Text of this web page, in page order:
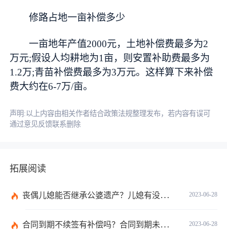
修路占地一亩补偿多少
一亩地年产值2000元，土地补偿费最多为2
万元;假设人均耕地为1亩，则安置补助费最多为
1.2万;青苗补偿费最多为3万元。这样算下来补偿
费大约在6-7万/亩。
声明:以上内容由相关作者结合政策法规整理发布，若内容有误可
通过意见反馈联系删除
拓展阅读
2023-06-28
丧偶儿媳能否继承公婆遗产？儿媳有没有赡养老人的义务？
2023-06-28
合同到期不续签有补偿吗？合同到期未提前30天通知怎么赔偿？ 当前速看